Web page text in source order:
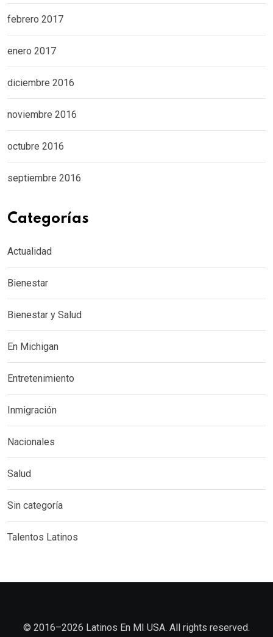
febrero 2017
enero 2017
diciembre 2016
noviembre 2016
octubre 2016
septiembre 2016
Categorías
Actualidad
Bienestar
Bienestar y Salud
En Michigan
Entretenimiento
Inmigración
Nacionales
Salud
Sin categoría
Talentos Latinos
©️ 2016–2026 Latinos En MI USA. All rights reserved.